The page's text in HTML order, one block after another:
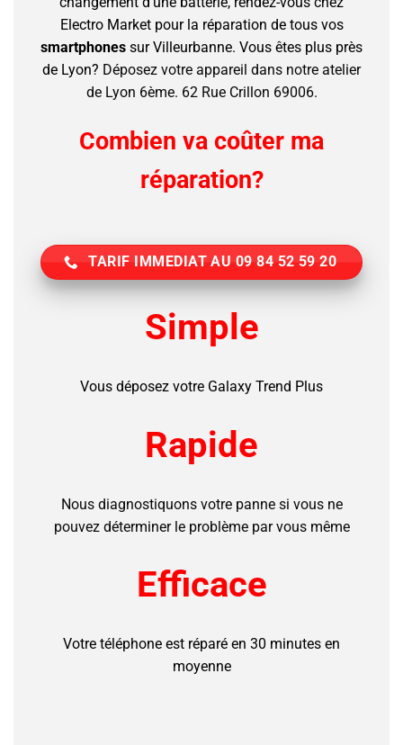
Electro Market pour la réparation de tous vos
smartphones sur Villeurbanne. Vous êtes plus près
de Lyon? Déposez votre appareil dans notre atelier
de Lyon 6ème. 62 Rue Crillon 69006.
Combien va coûter ma
réparation?
TARIF IMMEDIAT AU 09 84 52 59 20
Simple
Vous déposez votre Galaxy Trend Plus
Rapide
Nous diagnostiquons votre panne si vous ne
pouvez déterminer le problème par vous même
Efficace
Votre téléphone est réparé en 30 minutes en
moyenne